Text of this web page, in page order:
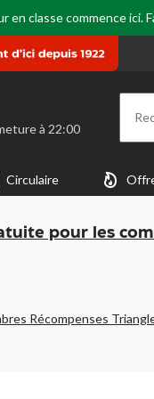
en classe commence ici.
⋅ Fermeture à 22:00
Circulaire
pour les
Récompenses